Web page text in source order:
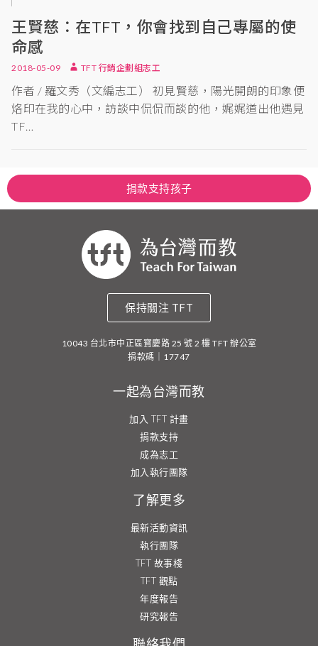
王賢慈：在TFT，你會找到自己專屬的使
命感
2018-05-09 TFT 行銷企劃組志工
作者 / 羅文秀（文編志工） 初見賢慈，陽光開朗的印象便
烙印在我的心中，訪談中侃侃而談的他，娓娓道出他遇見
TF…
捐款支持孩子
保持關注 TFT
10043 台北市中正區寶慶路 25 號 2 樓 TFT 辦公室
捐款碼｜17747
一起為台灣而教
加入 TFT 計畫
捐款支持
成為志工
加入執行團隊
了解更多
最新活動資訊
執行團隊
TFT 故事棧
TFT 觀點
年度報告
研究報告